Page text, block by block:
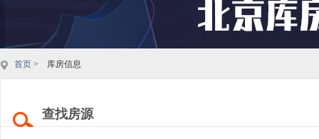
首页 > 库房信息
查找房源